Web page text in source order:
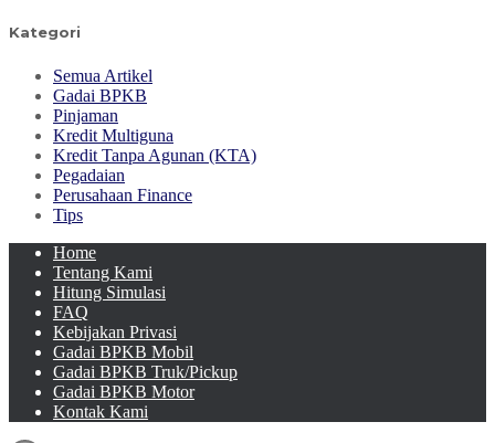
Kategori
Semua Artikel
Gadai BPKB
Pinjaman
Kredit Multiguna
Kredit Tanpa Agunan (KTA)
Pegadaian
Perusahaan Finance
Tips
Home
Tentang Kami
Hitung Simulasi
FAQ
Kebijakan Privasi
Gadai BPKB Mobil
Gadai BPKB Truk/Pickup
Gadai BPKB Motor
Kontak Kami